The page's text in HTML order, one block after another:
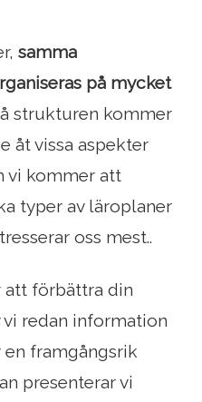
samma
på mycket
strukturen kommer
åt vissa aspekter
vi kommer att
typer av läroplaner
oss mest..
att förbättra din
redan information
framgångsrik
presenterar vi